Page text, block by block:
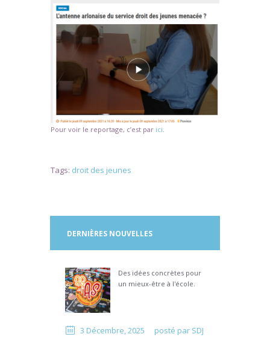
Pour voir le reportage, c’est par ici
Tags: droit des jeunes
DERNIÈRES NOUVELLES
Des idées concrètes pour
un mieux-être à l'école.
3 Décembre, 2025 posté par SDJ